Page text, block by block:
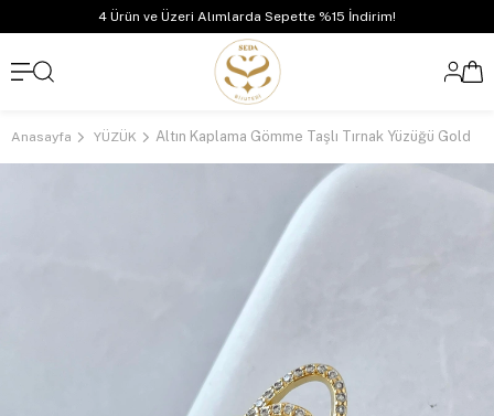
4 Ürün ve Üzeri Alımlarda Sepette %15 İndirim!
Anasayfa YÜZÜK Altın Kaplama Gömme Taşlı Tırnak Yüzüğü Gold